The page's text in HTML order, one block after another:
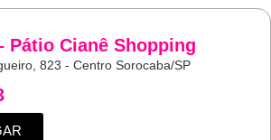
Pátio Cianê Shopping
823 - Centro Sorocaba/SP